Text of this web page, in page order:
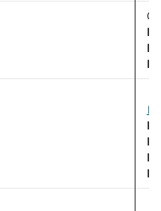
■
■
■
■
■
■
■